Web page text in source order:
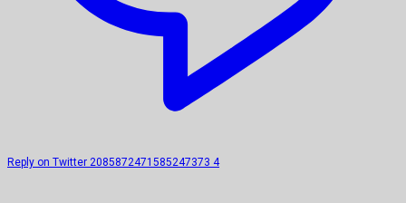
Reply on Twitter 2085872471585247373 4